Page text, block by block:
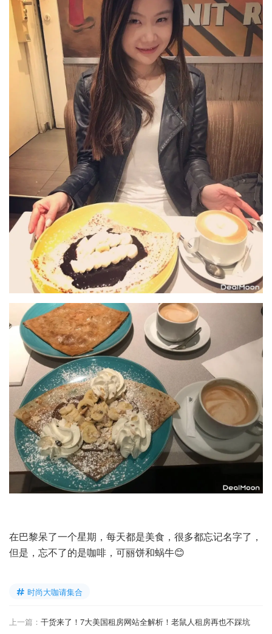
在巴黎呆了一个星期，每天都是美食，很多都忘记名字了，
但是，忘不了的是咖啡，可丽饼和蜗牛😊
时尚大咖请集合
上一篇： 干货来了！7大美国租房网站全解析！老鼠人租房再也不踩坑